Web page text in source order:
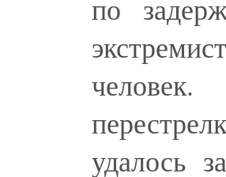
по
человек.
удалось